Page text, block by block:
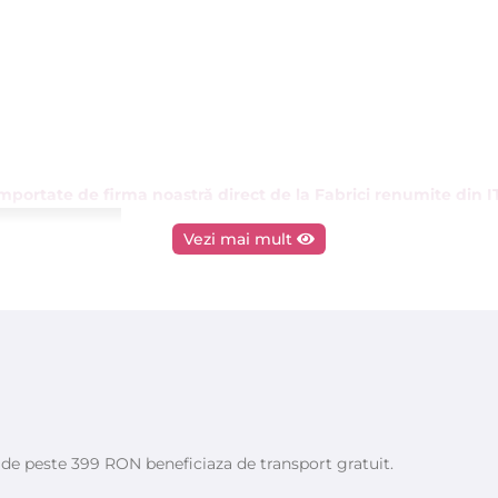
Vezi mai mult
peste 399 RON beneficiaza de transport gratuit.